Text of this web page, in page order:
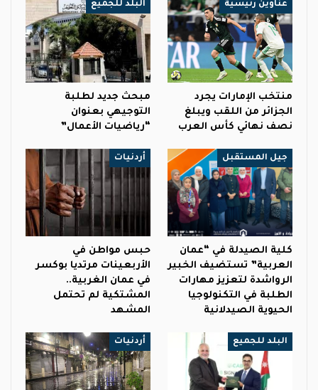
عناوين رئيسية
منتخب الإمارات يجرد
الجزائر من اللقب ويبلغ
نصف نهائي كأس العرب
البلد للجميع
مبحث جديد لطلبة
التوجيهي بعنوان
“رياضيات الأعمال”
جيل المستقبل
كلية الصيدلة في “عمان
العربية” تستضيف الخبير
الرواشدة لتعزيز مهارات
الطلبة في التكنولوجيا
الحيوية الصيدلانية
أردنيات
حبس مواطن في
الأربعينات مرتديا بوكسر
في عمان الغربية..
المشتكية لم تحتمل
المشهد
البلد للجميع أردنيات